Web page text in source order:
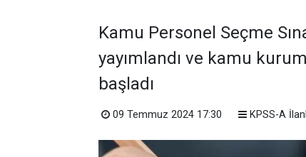
Kamu Personel Seçme
yayımlandı ve kamu
başladı
09 Temmuz 2024 17:30 KPSS-A